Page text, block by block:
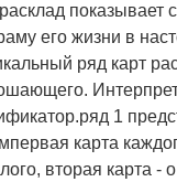
его жизни в
ряд карт
1
карта
вторая карта -